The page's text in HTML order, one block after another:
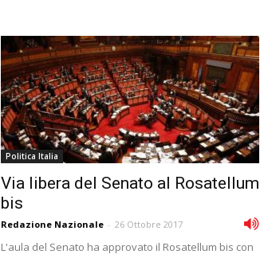
Politica Italia
Via libera del Senato al Rosatellum
bis
Redazione Nazionale - 26 Ottobre 2017
L'aula del Senato ha approvato il Rosatellum bis con